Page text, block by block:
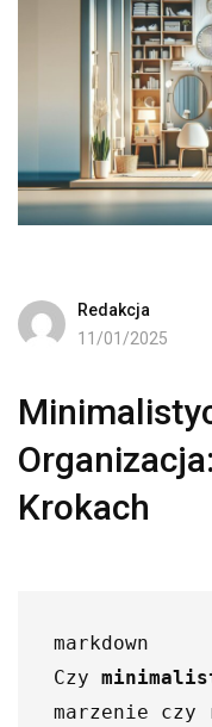
Redakcja
11/01/2025
Krokach
markdown
Czy
marzenie czy